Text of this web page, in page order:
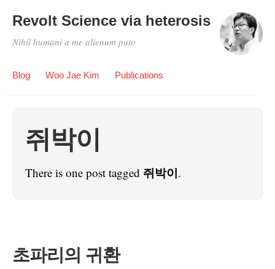
Revolt Science via heterosis
Nihil humani a me alienum puto
Blog Woo Jae Kim Publications
쥐박이
There is one post tagged 쥐박이.
초파리의 귀환